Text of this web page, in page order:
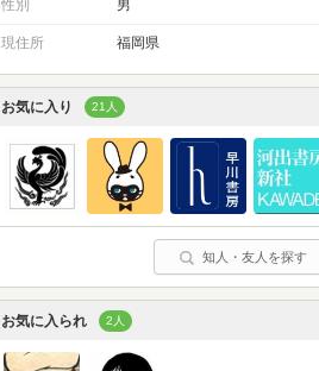
性別 男
現住所 福岡県
お気に入り 21人
知人・友人を探す
お気に入られ 2人